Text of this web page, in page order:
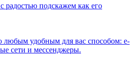
подскажем как его
любым удобным для вас способом: e-
сети и мессенджеры.